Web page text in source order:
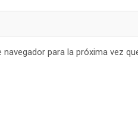
para la próxima vez